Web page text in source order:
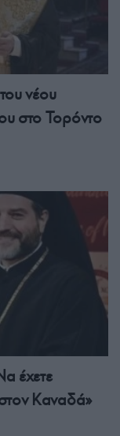
νέου
στο Τορόντο
έχετε
Καναδά»